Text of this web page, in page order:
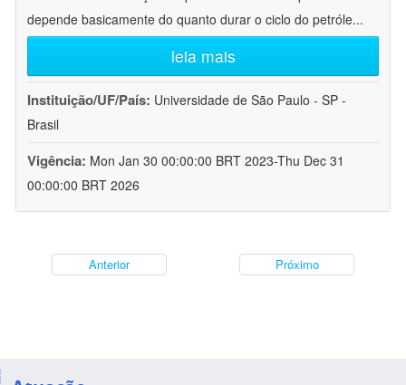
depende basicamente do quanto durar o ciclo do petróle...
leia mais
Instituição/UF/País: Universidade de São Paulo - SP -
Brasil
Vigência: Mon Jan 30 00:00:00 BRT 2023-Thu Dec 31
00:00:00 BRT 2026
Anterior Próximo